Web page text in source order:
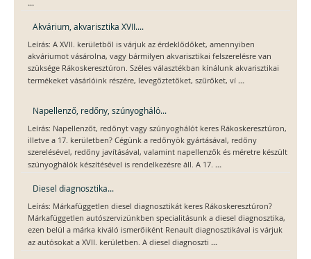
...
Akvárium, akvarisztika XVII....
Leírás: A XVII. kerületből is várjuk az érdeklődőket, amennyiben
akváriumot vásárolna, vagy bármilyen akvarisztikai felszerelésre van
szüksége Rákoskeresztúron. Széles választékban kínálunk akvarisztikai
termékeket vásárlóink részére, levegőztetőket, szűrőket, ví ...
Napellenző, redőny, szúnyogháló...
Leírás: Napellenzőt, redőnyt vagy szúnyoghálót keres Rákoskeresztúron,
illetve a 17. kerületben? Cégünk a redőnyök gyártásával, redőny
szerelésével, redőny javításával, valamint napellenzők és méretre készült
szúnyoghálók készítésével is rendelkezésre áll. A 17. ...
Diesel diagnosztika...
Leírás: Márkafüggetlen diesel diagnosztikát keres Rákoskeresztúron?
Márkafüggetlen autószervizünkben specialitásunk a diesel diagnosztika,
ezen belül a márka kiváló ismerőiként Renault diagnosztikával is várjuk
az autósokat a XVII. kerületben. A diesel diagnoszti ...